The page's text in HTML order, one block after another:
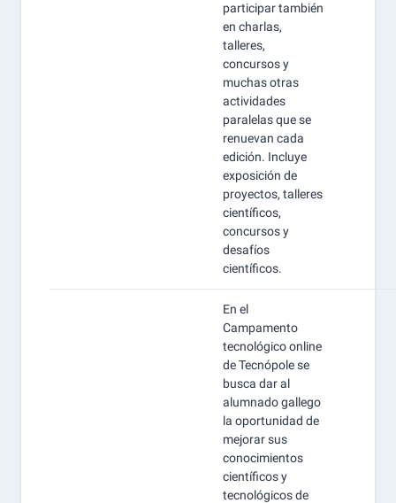
participar también
en charlas,
talleres,
concursos y
muchas otras
actividades
paralelas que se
renuevan cada
edición. Incluye
exposición de
proyectos, talleres
científicos,
concursos y
desafíos
científicos.
En el
Campamento
tecnológico online
de Tecnópole se
busca dar al
alumnado gallego
la oportunidad de
mejorar sus
conocimientos
científicos y
tecnológicos de